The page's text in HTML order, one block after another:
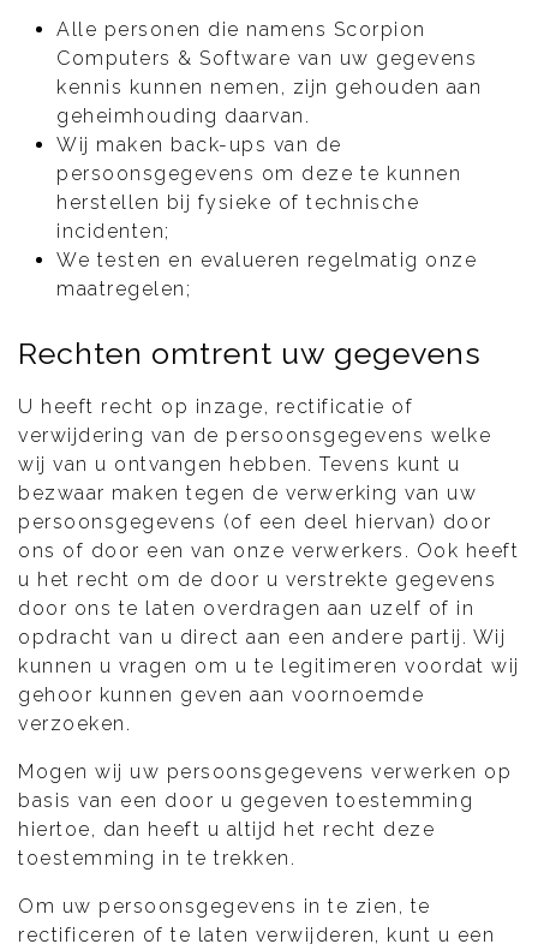
Alle personen die namens Scorpion
Computers & Software van uw gegevens
kennis kunnen nemen, zijn gehouden aan
geheimhouding daarvan.
Wij maken back-ups van de
persoonsgegevens om deze te kunnen
herstellen bij fysieke of technische
incidenten;
We testen en evalueren regelmatig onze
maatregelen;
Rechten omtrent uw gegevens
U heeft recht op inzage, rectificatie of
verwijdering van de persoonsgegevens welke
wij van u ontvangen hebben. Tevens kunt u
bezwaar maken tegen de verwerking van uw
persoonsgegevens (of een deel hiervan) door
ons of door een van onze verwerkers. Ook heeft
u het recht om de door u verstrekte gegevens
door ons te laten overdragen aan uzelf of in
opdracht van u direct aan een andere partij. Wij
kunnen u vragen om u te legitimeren voordat wij
gehoor kunnen geven aan voornoemde
verzoeken.
Mogen wij uw persoonsgegevens verwerken op
basis van een door u gegeven toestemming
hiertoe, dan heeft u altijd het recht deze
toestemming in te trekken.
Om uw persoonsgegevens in te zien, te
rectificeren of te laten verwijderen, kunt u een